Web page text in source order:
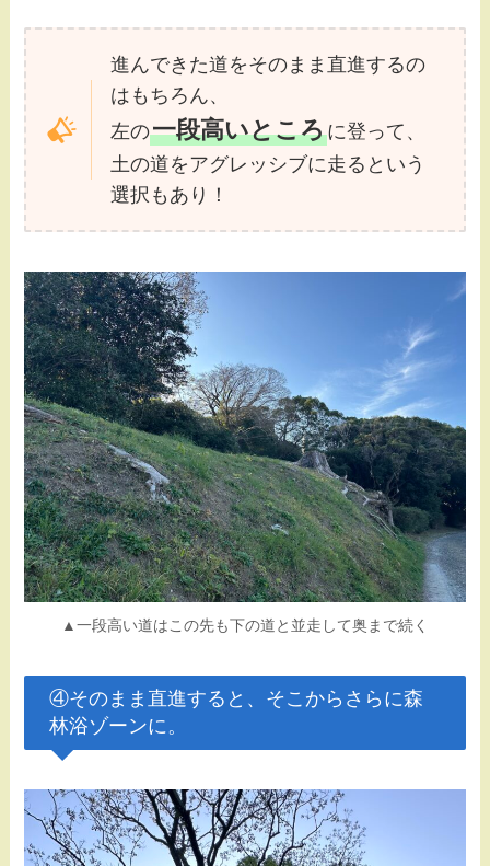
進んできた道をそのまま直進するの
はもちろん、
左の一段高いところに登って、
土の道をアグレッシブに走るという
選択もあり！
▲一段高い道はこの先も下の道と並走して奥まで続く
④そのまま直進すると、そこからさらに森
林浴ゾーンに。